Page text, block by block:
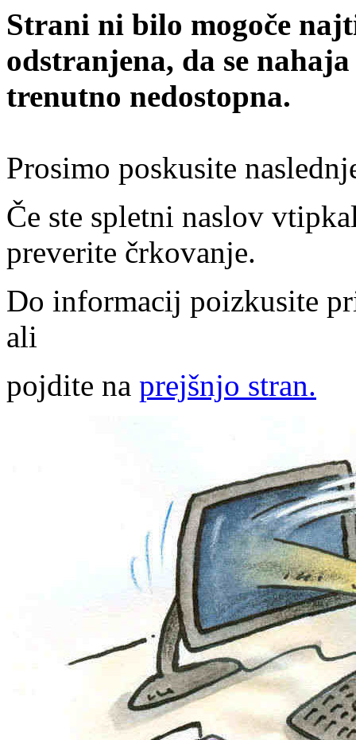
Strani ni bilo mogoče
odstranjena, da se
trenutno nedostopna.
Prosimo poskusite
Če ste spletni naslov
preverite črkovanje.
Do informacij poizkusite
ali
pojdite na prejšnjo stran.